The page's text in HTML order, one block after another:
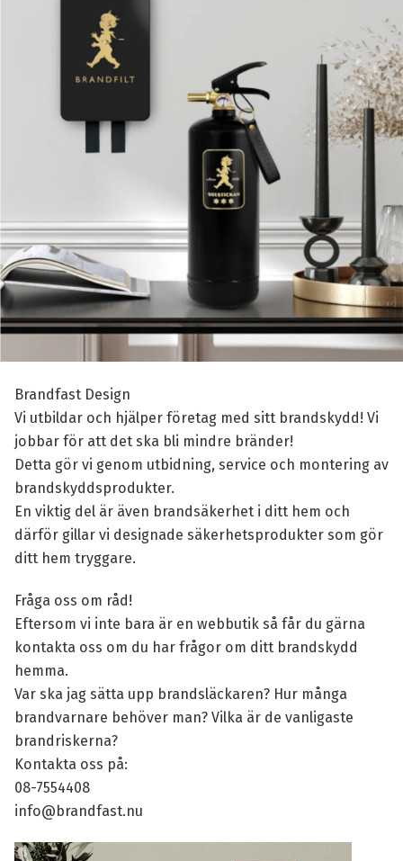
Brandfast Design
Vi utbildar och hjälper företag med sitt brandskydd! Vi
jobbar för att det ska bli mindre bränder!
Detta gör vi genom utbidning, service och montering av
brandskyddsprodukter.
En viktig del är även brandsäkerhet i ditt hem och
därför gillar vi designade säkerhetsprodukter som gör
ditt hem tryggare.
Fråga oss om råd!
Eftersom vi inte bara är en webbutik så får du gärna
kontakta oss om du har frågor om ditt brandskydd
hemma.
Var ska jag sätta upp brandsläckaren? Hur många
brandvarnare behöver man? Vilka är de vanligaste
brandriskerna?
Kontakta oss på:
08-7554408
info@brandfast.nu